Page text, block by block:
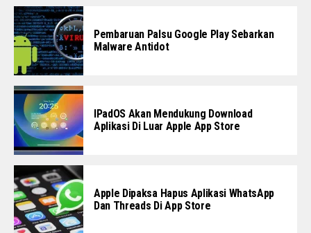
Pembaruan Palsu Google Play Sebarkan
Malware Antidot
IPadOS Akan Mendukung Download
Aplikasi Di Luar Apple App Store
Apple Dipaksa Hapus Aplikasi WhatsApp
Dan Threads Di App Store